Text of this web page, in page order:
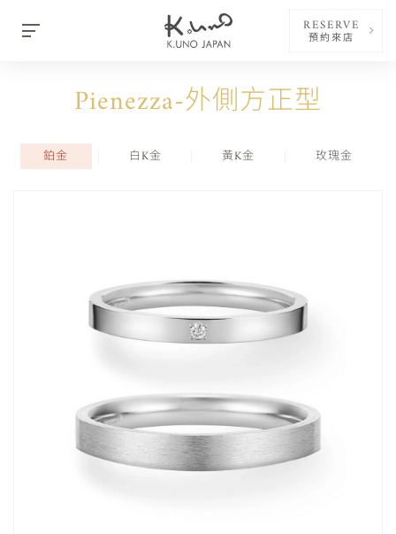
RESERVE
預約來店
Pienezza-外側方正型
鉑金 白K金 黃K金 玫瑰金